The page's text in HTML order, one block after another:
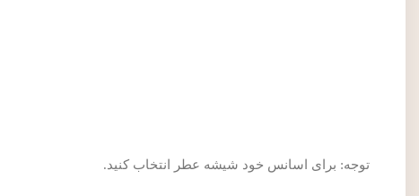
توجه: برای اسانس خود شیشه عطر انتخاب کنید.